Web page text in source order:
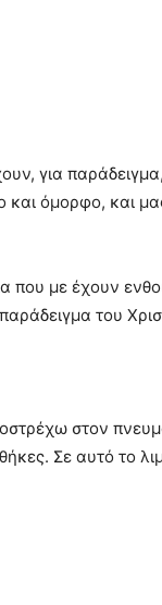
για
και όμορφο, και
με έχουν
του
στον
Σε αυτό το